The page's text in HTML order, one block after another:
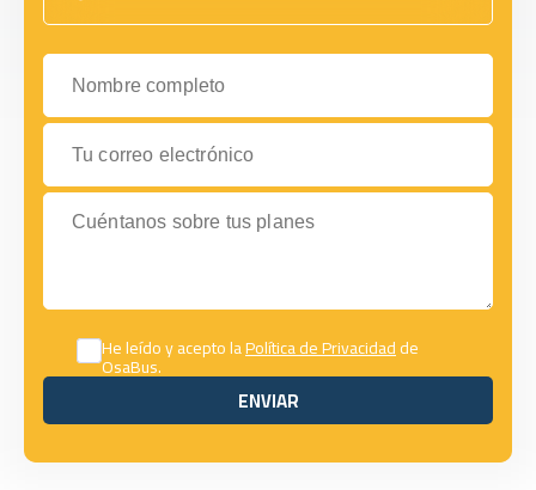
Nombre completo
Tu correo electrónico
Cuéntanos sobre tus planes
He leído y acepto laPolítica de Privacidadde
OsaBus.
ENVIAR
ENVIAR